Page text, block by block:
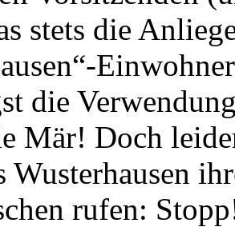
stets die
die
Mär! Doch
Wusterhausen
rufen: